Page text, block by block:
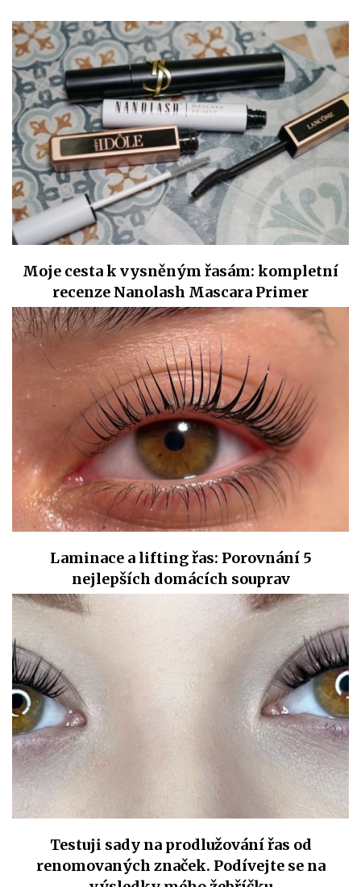
Moje cesta k vysněným řasám: kompletní
recenze Nanolash Mascara Primer
Laminace a lifting řas: Porovnání 5
nejlepších domácích souprav
Testuji sady na prodlužování řas od
renomovaných značek. Podívejte se na